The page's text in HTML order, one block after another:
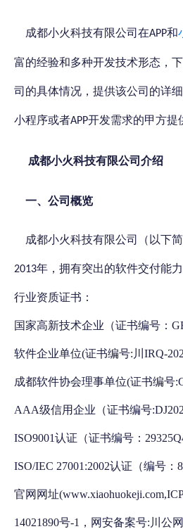
成都小火科技有限公司在APP和
富的经验和多种开发技术形态，
司的具体情况，提供该公司的详细
小程序或者APP开发需求的甲方提
成都小火科技有限公司 介绍
一、 公司概览
成都小火科技有限公司（以下
2013年，拥有突出的软件交付能
行业资质证书：
国家高新技术企业（证书编号：
软件企业单位(证书编号:川IRQ-
成都软件协会理事单位(证书编号
AAA级信用企业（证书编号
ISO9001认证（证书编号：
ISO/IEC 27001:2002认证（编号：
官网网址
14021890号-1，网安备案号:川公